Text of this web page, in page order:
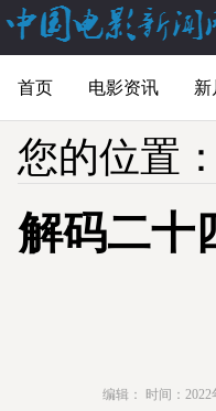
首页 电影资讯 新
您的位置：
解码二十
编辑： 时间：2022